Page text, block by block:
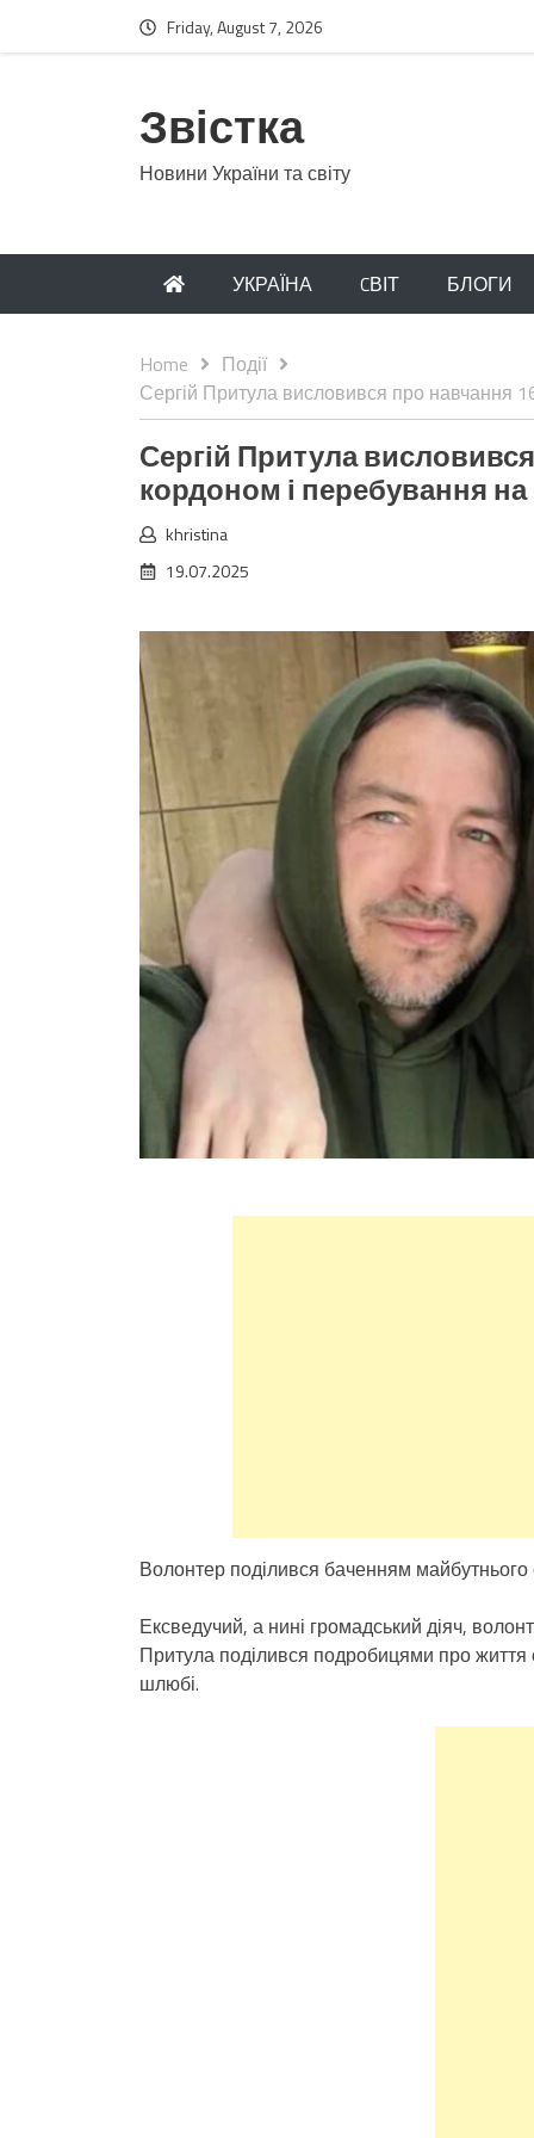
Friday, August 7, 2026
Звістка
Новини України та світу
УКРАЇНА CВІТ БЛОГИ
Home
Події
Сергій Притула висловився про навчання
Сергій Притула
кордоном і перебування
khristina
19.07.2025
Волонтер поділився баченням
Ексведучий, а нині громадський діяч,
Притула поділився подробицями про
шлюбі.